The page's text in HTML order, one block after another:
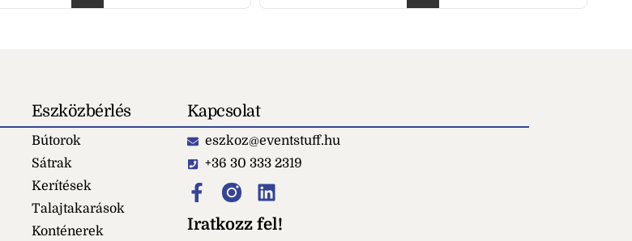
Eszközbérlés
Bútorok
Sátrak
Kerítések
Talajtakarások
Konténerek
Kapcsolat
eszkoz@eventstuff.hu
+36 30 333 2319
Iratkozz fel!